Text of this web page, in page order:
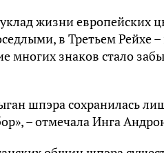
жизни европейских
в Третьем Рейхе
знаков стало
шпэра сохранилась
– отмечала Инга